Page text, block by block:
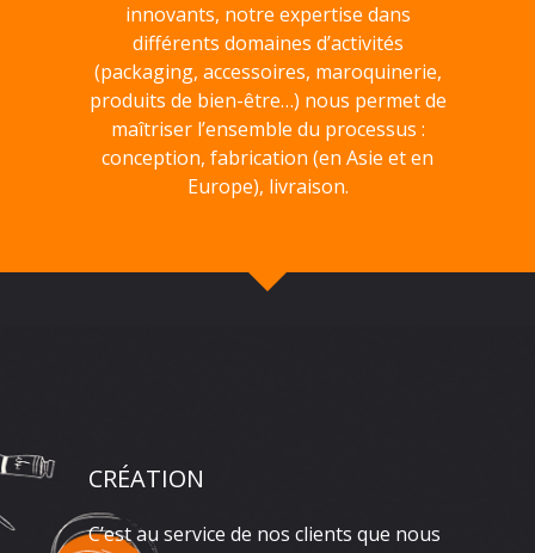
innovants, notre expertise dans
différents domaines d’activités
(packaging, accessoires, maroquinerie,
produits de bien-être…) nous permet de
maîtriser l’ensemble du processus :
conception, fabrication (en Asie et en
Europe), livraison.
CRÉATION
C’est au service de nos clients que nous